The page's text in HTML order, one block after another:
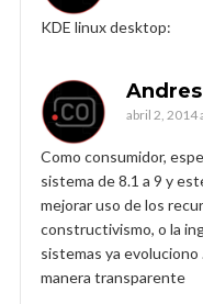
KDE linux desktop:
abril 2, 2014
Como consumidor,
sistema de 8.1 a 9 y
mejorar uso de los
constructivismo, o la
sistemas ya
manera transparente